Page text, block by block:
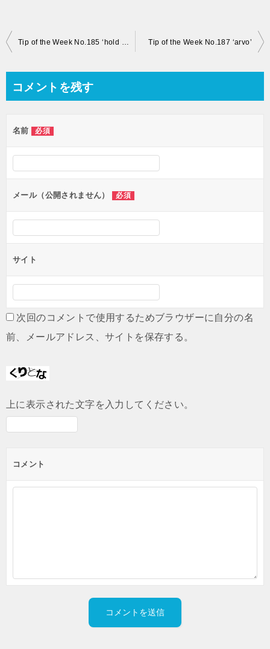
投
ビ
ー
シ
ョ
ン
Tip of the Week No.185 ‘hold the line’ Tip of the Week No.187 ‘arvo’
コメントを残す
名前 必須
メール（公開されません） 必須
サイト
次回のコメントで使用するためブラウザーに自分の名
前、メールアドレス、サイトを保存する。
上に表示された文字を入力してください。
コメント